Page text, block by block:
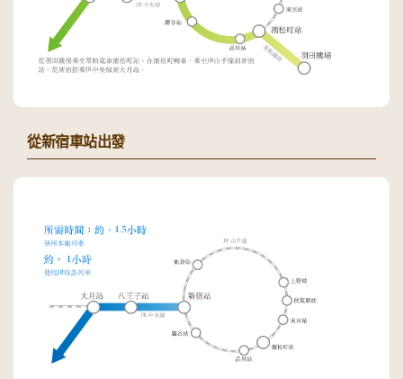
從新宿車站出發